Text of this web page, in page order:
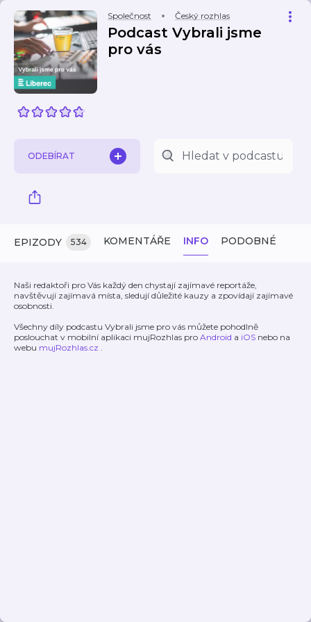
Společnost Český rozhlas
Podcast Vybrali jsme
pro vás
ODEBÍRAT
EPIZODY 534 KOMENTÁŘE INFO PODOBNÉ
Naši redaktoři pro Vás každý den chystají zajímavé reportáže,
navštěvují zajímavá místa, sledují důležité kauzy a zpovídají zajímavé
osobnosti.
Všechny díly podcastu Vybrali jsme pro vás můžete pohodlně
poslouchat v mobilní aplikaci mujRozhlas pro Android a iOS nebo na
webu mujRozhlas.cz .